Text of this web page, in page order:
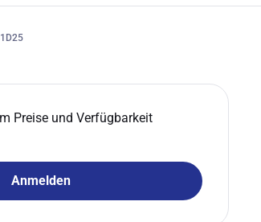
Preise und Verfügbarkeit
Anmelden